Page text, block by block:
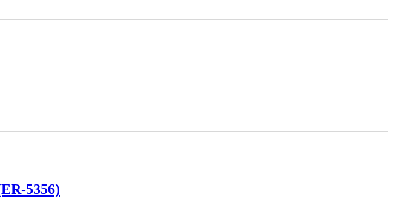
5356)